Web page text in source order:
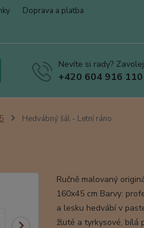
Doprava a platba
Nevíte si rady?
+420 604 916 110
Hedvábný šál - Letní ráno
Ručně malovaný
160x45 cm Barvy:
a lesku hedvábí v
žluté a tyrkysové, bílá